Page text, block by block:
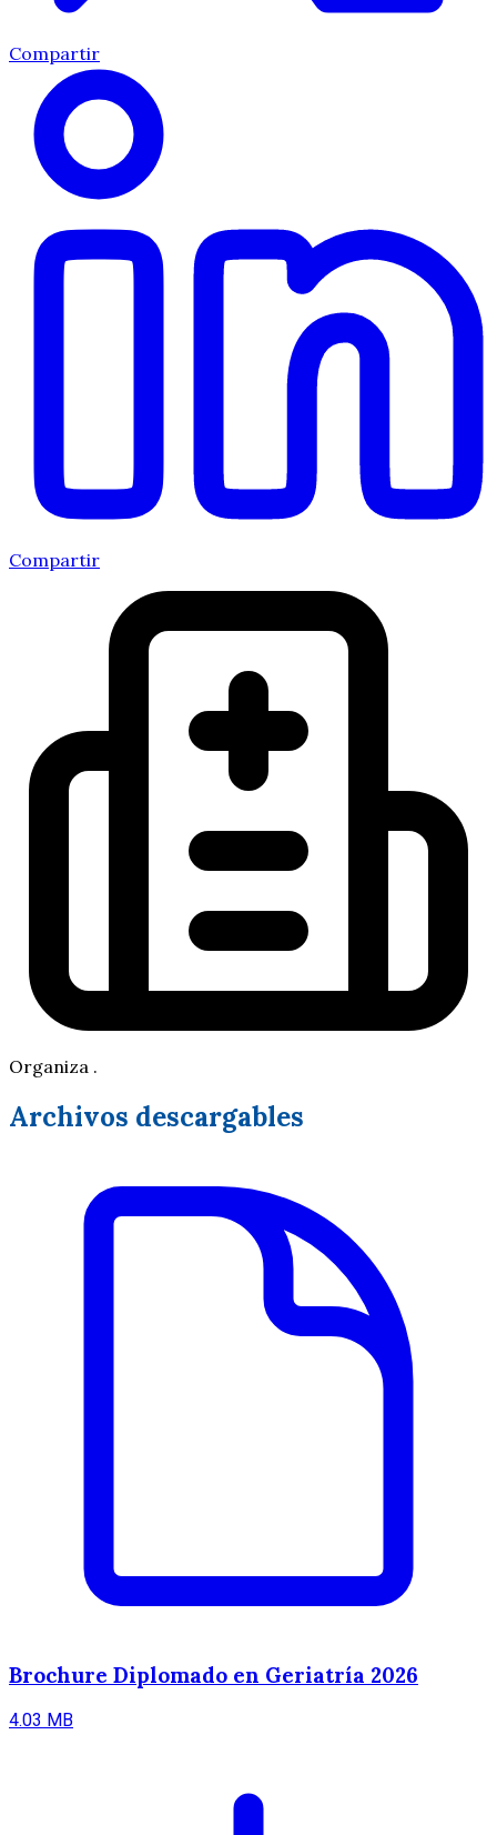
Compartir
Compartir
Organiza .
Archivos descargables
Brochure Diplomado en Geriatría 2026
4.03 MB